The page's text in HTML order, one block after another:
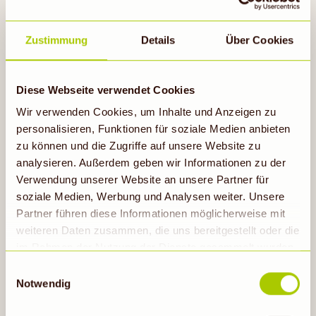
Zustimmung Details Über Cookies
Diese Webseite verwendet Cookies
Wir verwenden Cookies, um Inhalte und Anzeigen zu
personalisieren, Funktionen für soziale Medien anbieten
zu können und die Zugriffe auf unsere Website zu
analysieren. Außerdem geben wir Informationen zu der
Verwendung unserer Website an unsere Partner für
soziale Medien, Werbung und Analysen weiter. Unsere
Partner führen diese Informationen möglicherweise mit
weiteren Daten zusammen, die uns bereitgestellt oder die
erhobenen Daten in den USA durch Google: Unsere
Notwendig
Salznote machen sie zu einem herrlich
unkomplizierten Snack – ideal für
gesellige Runden, kleine
Genussmomente zwischendurch oder als
Im Öko-Test (Ausgabe 03/26) wurden
die Salzstangen mit„sehr gut“
ausgezeichnet.